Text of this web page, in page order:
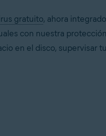
gratuito, ahora
con nuestra
en el disco, supervisar